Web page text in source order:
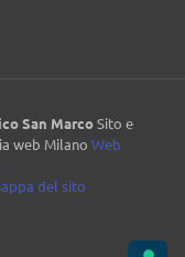
San MarcoSito e
web Milano Web
del sito